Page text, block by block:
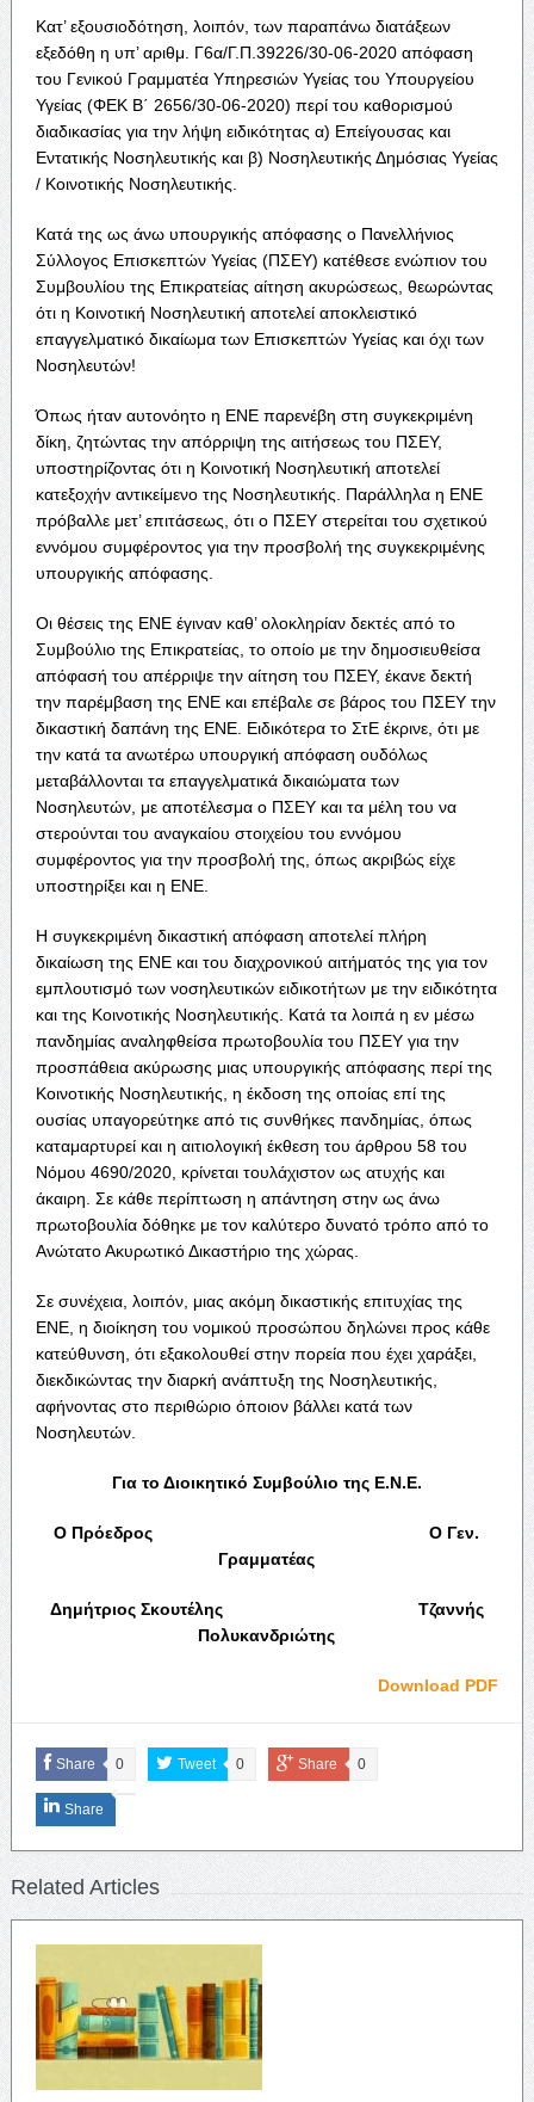
Κατ’ εξουσιοδότηση, λοιπόν, των παραπάνω διατάξεων
εξεδόθη η υπ’ αριθμ. Γ6α/Γ.Π.39226/30-06-2020 απόφαση
του Γενικού Γραμματέα Υπηρεσιών Υγείας του Υπουργείου
Υγείας (ΦΕΚ Β΄ 2656/30-06-2020) περί του καθορισμού
διαδικασίας για την λήψη ειδικότητας α) Επείγουσας και
Εντατικής Νοσηλευτικής και β) Νοσηλευτικής Δημόσιας Υγείας
/ Κοινοτικής Νοσηλευτικής.
Κατά της ως άνω υπουργικής απόφασης ο Πανελλήνιος
Σύλλογος Επισκεπτών Υγείας (ΠΣΕΥ) κατέθεσε ενώπιον του
Συμβουλίου της Επικρατείας αίτηση ακυρώσεως, θεωρώντας
ότι η Κοινοτική Νοσηλευτική αποτελεί αποκλειστικό
επαγγελματικό δικαίωμα των Επισκεπτών Υγείας και όχι των
Νοσηλευτών!
Όπως ήταν αυτονόητο η ΕΝΕ παρενέβη στη συγκεκριμένη
δίκη, ζητώντας την απόρριψη της αιτήσεως του ΠΣΕΥ,
υποστηρίζοντας ότι η Κοινοτική Νοσηλευτική αποτελεί
κατεξοχήν αντικείμενο της Νοσηλευτικής. Παράλληλα η ΕΝΕ
πρόβαλλε μετ’ επιτάσεως, ότι ο ΠΣΕΥ στερείται του σχετικού
εννόμου συμφέροντος για την προσβολή της συγκεκριμένης
υπουργικής απόφασης.
Οι θέσεις της ΕΝΕ έγιναν καθ’ ολοκληρίαν δεκτές από το
Συμβούλιο της Επικρατείας, το οποίο με την δημοσιευθείσα
απόφασή του απέρριψε την αίτηση του ΠΣΕΥ, έκανε δεκτή
την παρέμβαση της ΕΝΕ και επέβαλε σε βάρος του ΠΣΕΥ την
δικαστική δαπάνη της ΕΝΕ. Ειδικότερα το ΣτΕ έκρινε, ότι με
την κατά τα ανωτέρω υπουργική απόφαση ουδόλως
μεταβάλλονται τα επαγγελματικά δικαιώματα των
Νοσηλευτών, με αποτέλεσμα ο ΠΣΕΥ και τα μέλη του να
στερούνται του αναγκαίου στοιχείου του εννόμου
συμφέροντος για την προσβολή της, όπως ακριβώς είχε
υποστηρίξει και η ΕΝΕ.
Η συγκεκριμένη δικαστική απόφαση αποτελεί πλήρη
δικαίωση της ΕΝΕ και του διαχρονικού αιτήματός της για τον
εμπλουτισμό των νοσηλευτικών ειδικοτήτων με την ειδικότητα
και της Κοινοτικής Νοσηλευτικής. Κατά τα λοιπά η εν μέσω
πανδημίας αναληφθείσα πρωτοβουλία του ΠΣΕΥ για την
προσπάθεια ακύρωσης μιας υπουργικής απόφασης περί της
Κοινοτικής Νοσηλευτικής, η έκδοση της οποίας επί της
ουσίας υπαγορεύτηκε από τις συνθήκες πανδημίας, όπως
καταμαρτυρεί και η αιτιολογική έκθεση του άρθρου 58 του
Νόμου 4690/2020, κρίνεται τουλάχιστον ως ατυχής και
άκαιρη. Σε κάθε περίπτωση η απάντηση στην ως άνω
πρωτοβουλία δόθηκε με τον καλύτερο δυνατό τρόπο από το
Ανώτατο Ακυρωτικό Δικαστήριο της χώρας.
Σε συνέχεια, λοιπόν, μιας ακόμη δικαστικής επιτυχίας της
ΕΝΕ, η διοίκηση του νομικού προσώπου δηλώνει προς κάθε
κατεύθυνση, ότι εξακολουθεί στην πορεία που έχει χαράξει,
διεκδικώντας την διαρκή ανάπτυξη της Νοσηλευτικής,
αφήνοντας στο περιθώριο όποιον βάλλει κατά των
Νοσηλευτών.
Για το Διοικητικό Συμβούλιο της Ε.Ν.Ε.
Ο Πρόεδρος Ο Γεν.
Γραμματέας
Δημήτριος Σκουτέλης Τζαννής
Πολυκανδριώτης
Download PDF
Share 0 Tweet 0 Share 0
Share
Related Articles